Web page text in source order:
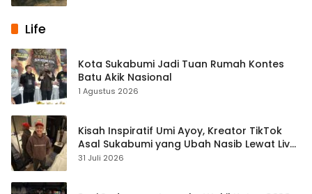
Life
Kota Sukabumi Jadi Tuan Rumah Kontes
Batu Akik Nasional
1 Agustus 2026
Kisah Inspiratif Umi Ayoy, Kreator TikTok
Asal Sukabumi yang Ubah Nasib Lewat Live
Streaming
31 Juli 2026